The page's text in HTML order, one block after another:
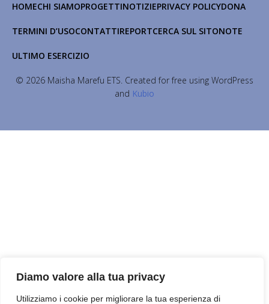
Diamo valore alla tua privacy
Utilizziamo i cookie per migliorare la tua esperienza di
HOMECHI SIAMOPROGETTINOTIZIEPRIVACY POLICYDONA
TERMINI D’USOCONTATTIREPORTCERCA SUL SITONOTE
ULTIMO ESERCIZIO
© 2026 Maisha Marefu ETS. Created for free using WordPress
and Kubio